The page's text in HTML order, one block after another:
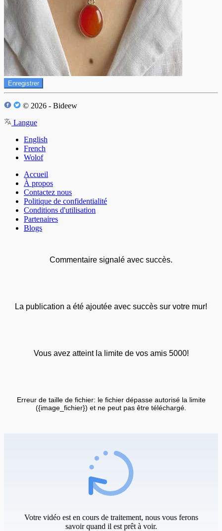
Enregistrer
© 2026 - Bideew
Langue
English
French
Wolof
Accueil
À propos
Contactez nous
Politique de confidentialité
Conditions d'utilisation
Partenaires
Blogs
Commentaire signalé avec succès.
La publication a été ajoutée avec succès sur votre mur!
Vous avez atteint la limite de vos amis 5000!
Erreur de taille de fichier: le fichier dépasse autorisé la limite
({image_fichier}) et ne peut pas être téléchargé.
Votre vidéo est en cours de traitement, nous vous ferons
savoir quand il est prêt à voir.